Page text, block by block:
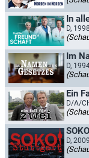
In
D,
Im
D,
Ein
D/A/
D,